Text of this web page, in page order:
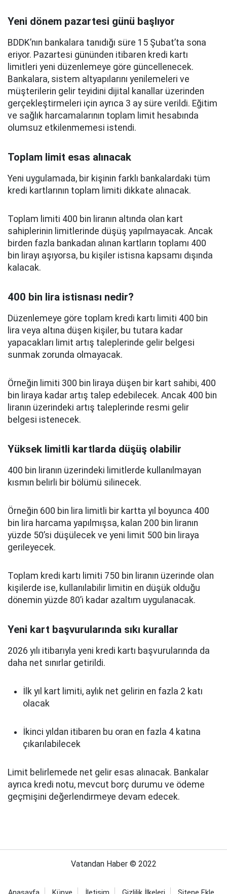
Yeni dönem pazartesi günü başlıyor
BDDK’nın bankalara tanıdığı süre 15 Şubat’ta sona
eriyor. Pazartesi gününden itibaren kredi kartı
limitleri yeni düzenlemeye göre güncellenecek.
Bankalara, sistem altyapılarını yenilemeleri ve
müşterilerin gelir teyidini dijital kanallar üzerinden
gerçekleştirmeleri için ayrıca 3 ay süre verildi. Eğitim
ve sağlık harcamalarının toplam limit hesabında
olumsuz etkilenmemesi istendi.
Toplam limit esas alınacak
Yeni uygulamada, bir kişinin farklı bankalardaki tüm
kredi kartlarının toplam limiti dikkate alınacak.
Toplam limiti 400 bin liranın altında olan kart
sahiplerinin limitlerinde düşüş yapılmayacak. Ancak
birden fazla bankadan alınan kartların toplamı 400
bin lirayı aşıyorsa, bu kişiler istisna kapsamı dışında
kalacak.
400 bin lira istisnası nedir?
Düzenlemeye göre toplam kredi kartı limiti 400 bin
lira veya altına düşen kişiler, bu tutara kadar
yapacakları limit artış taleplerinde gelir belgesi
sunmak zorunda olmayacak.
Örneğin limiti 300 bin liraya düşen bir kart sahibi, 400
bin liraya kadar artış talep edebilecek. Ancak 400 bin
liranın üzerindeki artış taleplerinde resmi gelir
belgesi istenecek.
Yüksek limitli kartlarda düşüş olabilir
400 bin liranın üzerindeki limitlerde kullanılmayan
kısmın belirli bir bölümü silinecek.
Örneğin 600 bin lira limitli bir kartta yıl boyunca 400
bin lira harcama yapılmışsa, kalan 200 bin liranın
yüzde 50’si düşülecek ve yeni limit 500 bin liraya
gerileyecek.
Toplam kredi kartı limiti 750 bin liranın üzerinde olan
kişilerde ise, kullanılabilir limitin en düşük olduğu
dönemin yüzde 80’i kadar azaltım uygulanacak.
Yeni kart başvurularında sıkı kurallar
2026 yılı itibarıyla yeni kredi kartı başvurularında da
daha net sınırlar getirildi.
İlk yıl kart limiti, aylık net gelirin en fazla 2 katı
olacak
İkinci yıldan itibaren bu oran en fazla 4 katına
çıkarılabilecek
Limit belirlemede net gelir esas alınacak. Bankalar
ayrıca kredi notu, mevcut borç durumu ve ödeme
geçmişini değerlendirmeye devam edecek.
Vatandan Haber © 2022